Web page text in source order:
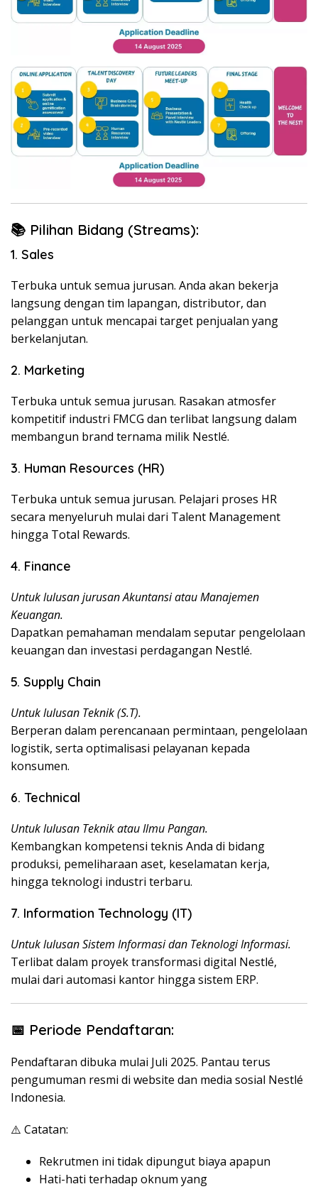
📚 Pilihan Bidang (Streams):
1. Sales
Terbuka untuk semua jurusan. Anda akan bekerja
langsung dengan tim lapangan, distributor, dan
pelanggan untuk mencapai target penjualan yang
berkelanjutan.
2. Marketing
Terbuka untuk semua jurusan. Rasakan atmosfer
kompetitif industri FMCG dan terlibat langsung dalam
membangun brand ternama milik Nestlé.
3. Human Resources (HR)
Terbuka untuk semua jurusan. Pelajari proses HR
secara menyeluruh mulai dari Talent Management
hingga Total Rewards.
4. Finance
Untuk lulusan jurusan Akuntansi atau Manajemen
Keuangan.
Dapatkan pemahaman mendalam seputar pengelolaan
keuangan dan investasi perdagangan Nestlé.
5. Supply Chain
Untuk lulusan Teknik (S.T).
Berperan dalam perencanaan permintaan, pengelolaan
logistik, serta optimalisasi pelayanan kepada
konsumen.
6. Technical
Untuk lulusan Teknik atau Ilmu Pangan.
Kembangkan kompetensi teknis Anda di bidang
produksi, pemeliharaan aset, keselamatan kerja,
hingga teknologi industri terbaru.
7. Information Technology (IT)
Untuk lulusan Sistem Informasi dan Teknologi Informasi.
Terlibat dalam proyek transformasi digital Nestlé,
mulai dari automasi kantor hingga sistem ERP.
📅 Periode Pendaftaran:
Pendaftaran dibuka mulai Juli 2025. Pantau terus
pengumuman resmi di website dan media sosial Nestlé
Indonesia.
⚠️ Catatan:
Rekrutmen ini tidak dipungut biaya apapun
Hati-hati terhadap oknum yang